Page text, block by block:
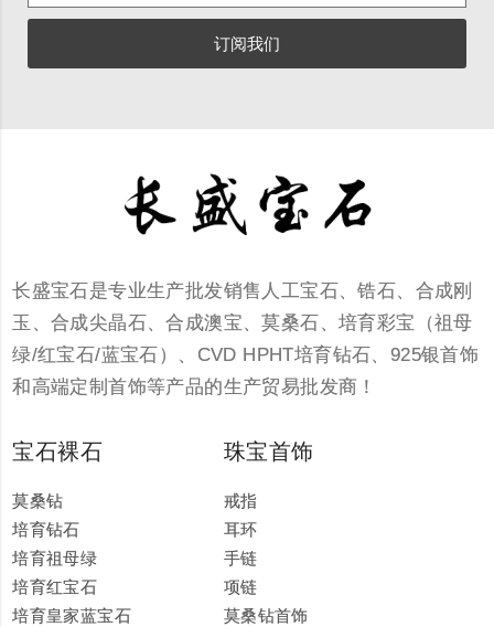
订阅我们
长盛宝石是专业生产批发销售人工宝石、锆石、合成刚
玉、合成尖晶石、合成澳宝、莫桑石、培育彩宝（祖母
绿/红宝石/蓝宝石）、CVD HPHT培育钻石、925银首饰
和高端定制首饰等产品的生产贸易批发商！
宝石裸石
莫桑钻
培育钻石
培育祖母绿
培育红宝石
培育皇家蓝宝石
珠宝首饰
戒指
耳环
手链
项链
莫桑钻首饰